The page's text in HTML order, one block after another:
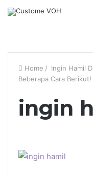
Home / Ingin Hamil
Beberapa Cara Berikut!
ingin